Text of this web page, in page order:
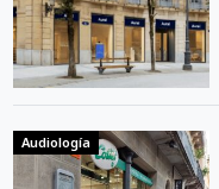
Audiología